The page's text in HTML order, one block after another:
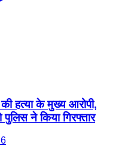
हत्या के मुख्य आरोपी,
ने किया गिरफ्तार